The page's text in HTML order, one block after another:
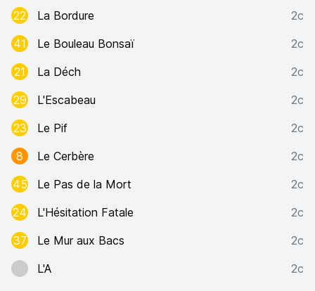
22
La Bordure
2c
41
Le Bouleau Bonsaï
2c
21
La Déch
2c
29
L'Escabeau
2c
23
Le Pif
2c
8
Le Cerbère
2c
45
Le Pas de la Mort
2c
24
L'Hésitation Fatale
2c
37
Le Mur aux Bacs
2c
L'A
2c